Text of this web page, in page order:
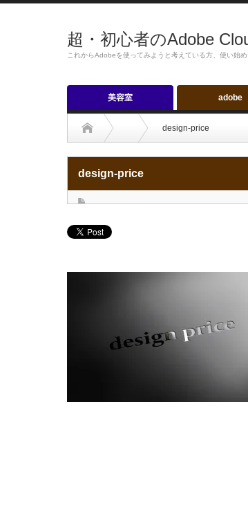
超・初心者のAdobe
これからAdobeを使ってみようと考えている方、使い始
美容室 adobe
design-price
design-price